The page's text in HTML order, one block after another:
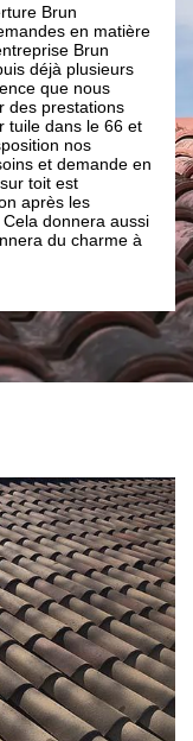
intervenons sur tous
types de matériau de
services de peinture
peinture sur tuile est la
de revêtement ait
qui assure son
les intempéries et les
Sachez que nos
de votre toiture
le plus à votre
savent quelles
revêtement.